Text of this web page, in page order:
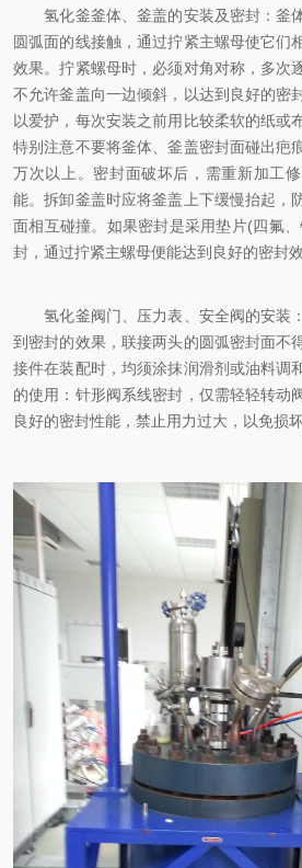
氢化釜釜体、釜盖的安装及密封：釜
圆弧面的线接触，通过拧紧主螺母使它们
效果。拧紧螺母时，必须对角对称，多次
不允许釜盖向一边倾斜，以达到良好的密
以爱护，每次安装之前用比较柔软的纸或
特别注意不要将釜体、釜盖密封面碰出疤
万次以上。密封面破坏后，需重新加工
能。拆卸釜盖时应将釜盖上下缓慢抬起，
面相互碰撞。如果密封是采用垫片(四氟
封，通过拧紧主螺母便能达到良好的密封效
氢化釜阀门、压力表、安全阀的安装
到密封的效果，联接两头的圆弧密封面不
接件在装配时，均须涂抹润滑剂或油料调
的使用：针形阀系线密封，仅需轻轻转动
良好的密封性能，禁止用力过大，以免损坏